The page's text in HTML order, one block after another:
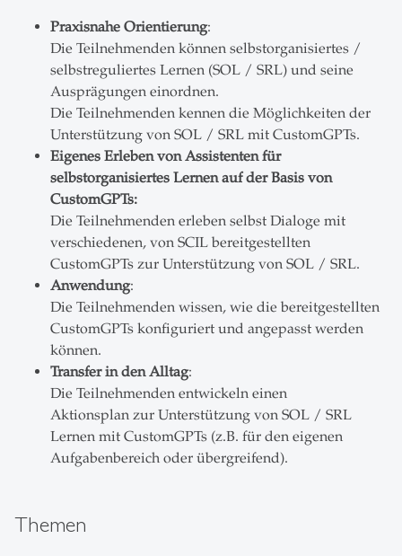
Praxisnahe Orientierung:
Die Teilnehmenden können selbstorganisiertes /
selbstreguliertes Lernen (SOL / SRL) und seine
Ausprägungen einordnen.
Die Teilnehmenden kennen die Möglichkeiten der
Unterstützung von SOL / SRL mit CustomGPTs.
Eigenes Erleben von Assistenten für
selbstorganisiertes Lernen auf der Basis von
CustomGPTs:
Die Teilnehmenden erleben selbst Dialoge mit
verschiedenen, von SCIL bereitgestellten
CustomGPTs zur Unterstützung von SOL / SRL.
Anwendung:
Die Teilnehmenden wissen, wie die bereitgestellten
CustomGPTs konfiguriert und angepasst werden
können.
Transfer in den Alltag:
Die Teilnehmenden entwickeln einen
Aktionsplan zur Unterstützung von SOL / SRL
Lernen mit CustomGPTs (z.B. für den eigenen
Aufgabenbereich oder übergreifend).
Themen